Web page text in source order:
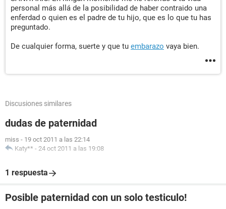
personal más allá de la posibilidad de haber contraido una
enferdad o quien es el padre de tu hijo, que es lo que tu has
preguntado.
De cualquier forma, suerte y que tu embarazo vaya bien.
Discusiones similares
dudas de paternidad
miss - 19 oct 2011 a las 22:14
Katy** - 24 oct 2011 a las 19:08
1 respuesta
Posible paternidad con un solo testiculo!